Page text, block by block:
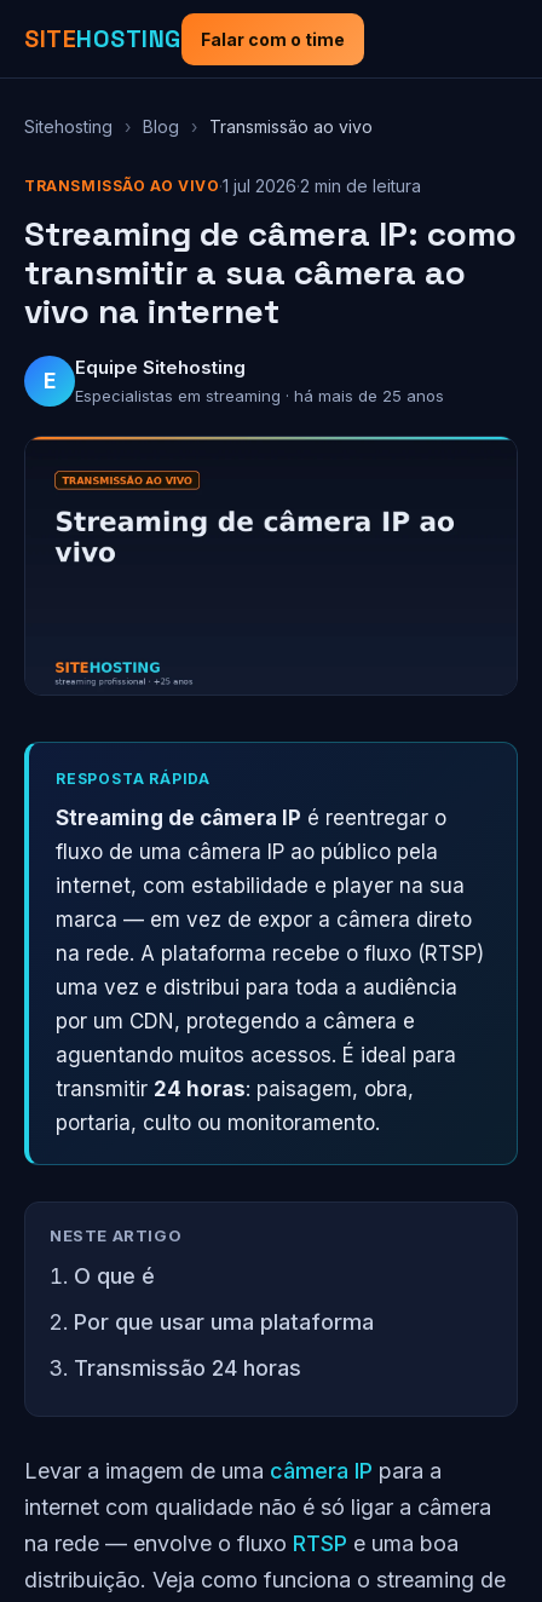
SITEHOSTING Falar com o time
Sitehosting › Blog › Transmissão ao vivo
TRANSMISSÃO AO VIVO·1 jul 2026·2 min de leitura
Streaming de câmera IP: como
transmitir a sua câmera ao
vivo na internet
E
Equipe Sitehosting
Especialistas em streaming · há mais de 25 anos
RESPOSTA RÁPIDA
Streaming de câmera IP é reentregar o
fluxo de uma câmera IP ao público pela
internet, com estabilidade e player na sua
marca — em vez de expor a câmera direto
na rede. A plataforma recebe o fluxo (RTSP)
uma vez e distribui para toda a audiência
por um CDN, protegendo a câmera e
aguentando muitos acessos. É ideal para
transmitir 24 horas: paisagem, obra,
portaria, culto ou monitoramento.
NESTE ARTIGO
O que é
Por que usar uma plataforma
Transmissão 24 horas
Levar a imagem de uma câmera IP para a
internet com qualidade não é só ligar a câmera
na rede — envolve o fluxo RTSP e uma boa
distribuição. Veja como funciona o streaming de